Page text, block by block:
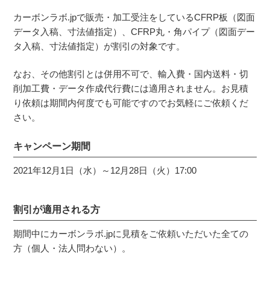
カーボンラボ.jpで販売・加工受注をしているCFRP板（図面
データ入稿、寸法値指定）、CFRP丸・角パイプ（図面デー
タ入稿、寸法値指定）が割引の対象です。
なお、その他割引とは併用不可で、輸入費・国内送料・切
削加工費・データ作成代行費には適用されません。お見積
り依頼は期間内何度でも可能ですのでお気軽にご依頼くだ
さい。
キャンペーン期間
2021年12月1日（水）～12月28日（火）17:00
割引が適用される方
期間中にカーボンラボ.jpに見積をご依頼いただいた全ての
方（個人・法人問わない）。